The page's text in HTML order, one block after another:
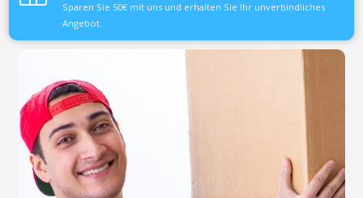
Sparen Sie 50€ mit uns und erhalten Sie Ihr unverbindliches
Angebot.